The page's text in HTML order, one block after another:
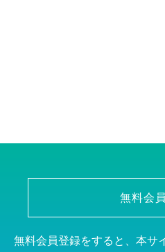
無料会
無料会員登録をすると、本サ